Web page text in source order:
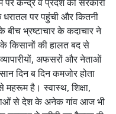
धरातल पर पहुंची और कितनी
भ्रष्टाचार के कदाचार ने
किसानों की हालत बद से
अफसरों और नेताओं
दिन ब दिन कमजोर होता
है। स्वास्थ, शिक्षा,
से देश के अनेक गांव आज भी